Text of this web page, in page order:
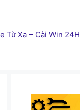
Từ Xa – Cài Win 24H